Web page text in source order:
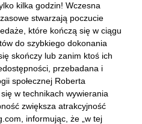
kilka godzin! Wczesna
stwarzają poczucie
które kończą się w ciągu
do szybkiego dokonania
skończy lub zanim ktoś ich
przebadana i
społecznej Roberta
w technikach wywierania
zwiększa atrakcyjność
informując, że „w tej